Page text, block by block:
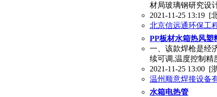
材局玻璃钢研究设
2021-11-25 13:19 [
北京信远通环保工
PP板材水箱热风塑
一、该款焊枪是经
续可调,温度控制精
2021-11-25 13:00 [
温州顺意焊接设备
水箱电热管